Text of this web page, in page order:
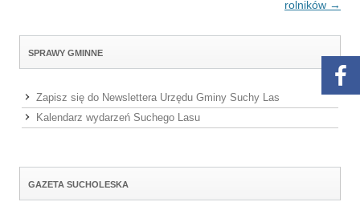
rolników →
SPRAWY GMINNE
Zapisz się do Newslettera Urzędu Gminy Suchy Las
Kalendarz wydarzeń Suchego Lasu
GAZETA SUCHOLESKA